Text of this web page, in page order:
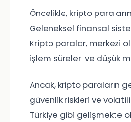
Öncelikle, kripto
Geleneksel finansal
Kripto paralar, merkezi
işlem süreleri ve düşük
Ancak, kripto paraların
güvenlik riskleri ve
Türkiye gibi gelişmekte